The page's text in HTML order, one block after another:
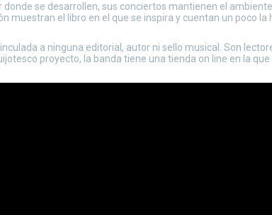
se desarrollen, sus conciertos mantienen el
muestran el libro en el que se inspira y cuentan un poco
a ninguna editorial, autor ni sello musical. Son
proyecto, la banda tiene una tienda on line en la